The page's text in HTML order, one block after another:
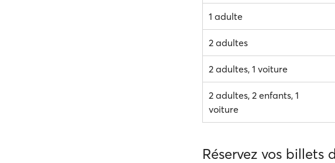
1 adulte
2 adultes
2 adultes, 1 voiture
2 adultes, 2 enfants, 1
voiture
Réservez vos